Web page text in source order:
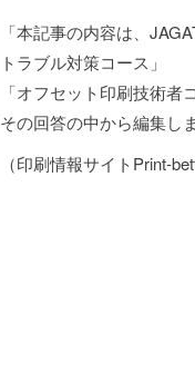
「本記事の内容は、
トラブル対策コース」
「オフセット印刷技術
その回答の中から編集し
（印刷情報サイトPrint-